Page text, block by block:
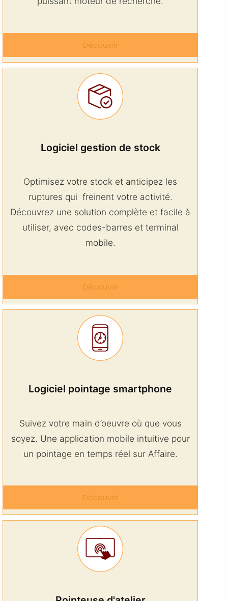
Découvrir
Logiciel gestion de stock
Optimisez votre stock et anticipez les
ruptures qui freinent votre activité.
Découvrez une solution complète et facile à
utiliser, avec codes-barres et terminal
mobile.
Découvrir
Logiciel pointage smartphone
Suivez votre main d’oeuvre où que vous
soyez. Une application mobile intuitive pour
un pointage en temps réel sur Affaire.
Découvrir